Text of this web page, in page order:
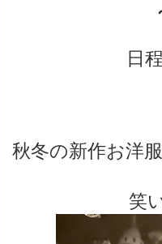
日
秋冬の新作お洋
笑